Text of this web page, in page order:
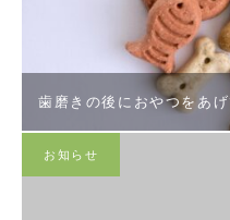
歯磨きの後におやつをあ
お知らせ